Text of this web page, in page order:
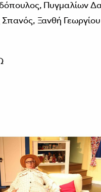
Πυγμαλίων
Ξανθή